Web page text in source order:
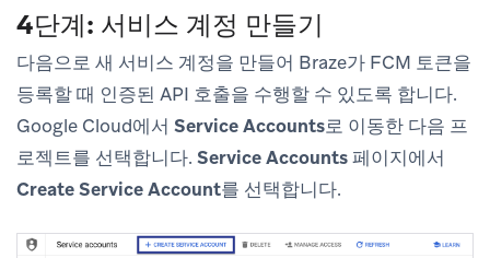
4단계: 서비스 계정 만들기
다음으로 새 서비스 계정을 만들어 Braze가 FCM 토큰을
등록할 때 인증된 API 호출을 수행할 수 있도록 합니다.
Google Cloud에서 Service Accounts로 이동한 다음 프
로젝트를 선택합니다. Service Accounts페이지에서
Create Service Account를 선택합니다.